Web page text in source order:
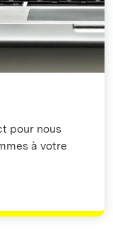
pour nous
à votre